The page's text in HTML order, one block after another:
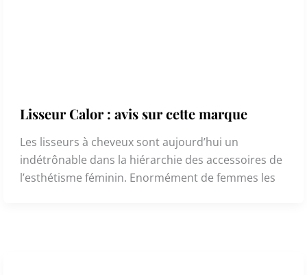
Lisseur Calor : avis sur cette marque
Les lisseurs à cheveux sont aujourd’hui un
indétrônable dans la hiérarchie des accessoires de
l’esthétisme féminin. Enormément de femmes les